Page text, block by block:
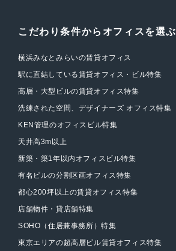
こだわり条件からオフィスを選ぶ
横浜みなとみらいの賃貸オフィス
駅に直結している賃貸オフィス・ビル特集
高層・大型ビルの賃貸オフィス特集
洗練された空間、デザイナーズ オフィス特集
KEN管理のオフィスビル特集
天井高3m以上
新築・築1年以内オフィスビル特集
有名ビルの分割区画オフィス特集
都心200坪以上の賃貸オフィス特集
店舗物件・貸店舗特集
SOHO（住居兼事務所）特集
東京エリアの超高層ビル賃貸オフィス特集